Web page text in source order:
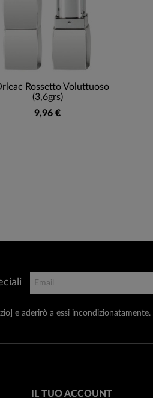
Rossetto Voluttuoso
(3,6grs)
9,96 €
e aderirò a essi incondizionatamente.
IL TUO ACCOUNT